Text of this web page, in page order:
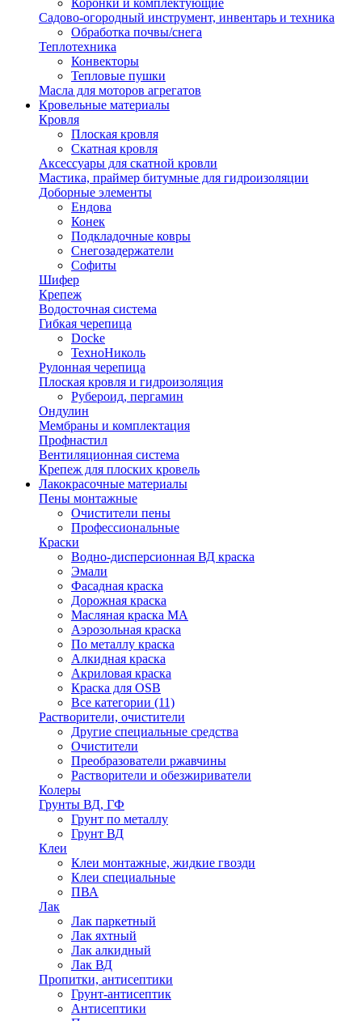
Коронки и комплектующие
Садово-огородный инструмент, инвентарь и техника
Обработка почвы/снега
Теплотехника
Конвекторы
Тепловые пушки
Масла для моторов агрегатов
Кровельные материалы
Кровля
Плоская кровля
Скатная кровля
Аксессуары для скатной кровли
Мастика, праймер битумные для гидроизоляции
Доборные элементы
Ендова
Конек
Подкладочные ковры
Снегозадержатели
Софиты
Шифер
Крепеж
Водосточная система
Гибкая черепица
Docke
ТехноНиколь
Рулонная черепица
Плоская кровля и гидроизоляция
Рубероид, пергамин
Ондулин
Мембраны и комплектация
Профнастил
Вентиляционная система
Крепеж для плоских кровель
Лакокрасочные материалы
Пены монтажные
Очистители пены
Профессиональные
Краски
Водно-дисперсионная ВД краска
Эмали
Фасадная краска
Дорожная краска
Масляная краска МА
Аэрозольная краска
По металлу краска
Алкидная краска
Акриловая краска
Краска для OSB
Все категории (11)
Растворители, очистители
Другие специальные средства
Очистители
Преобразователи ржавчины
Растворители и обезжириватели
Колеры
Грунты ВД, ГФ
Грунт по металлу
Грунт ВД
Клеи
Клеи монтажные, жидкие гвозди
Клеи специальные
ПВА
Лак
Лак паркетный
Лак яхтный
Лак алкидный
Лак ВД
Пропитки, антисептики
Грунт-антисептик
Антисептики